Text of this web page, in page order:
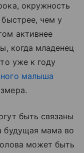
окружность
быстрее, чем у
активнее
когда младенец
уже к году
малыша
быть связаны
будущая мама во
может быть